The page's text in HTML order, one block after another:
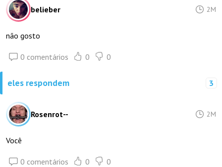
belieber 2M
não gosto
0 comentários 0 0
eles respondem 3
Rosenrot-- 2M
Você
0 comentários 0 0